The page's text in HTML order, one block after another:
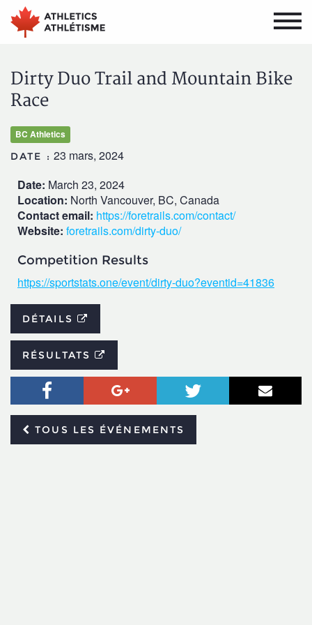
Aller
au
menu
Aller
au
contenu
Dirty Duo Trail and Mountain Bike
Race
BC Athletics
DATE : 23 mars, 2024
Date: March 23, 2024
Location: North Vancouver, BC, Canada
Contact email: https://foretrails.com/contact/
Website: foretrails.com/dirty-duo/
Competition Results
https://sportstats.one/event/dirty-duo?eventid=41836
DÉTAILS
RÉSULTATS
Facebook Google+ Twitter
TOUS LES ÉVÉNEMENTS